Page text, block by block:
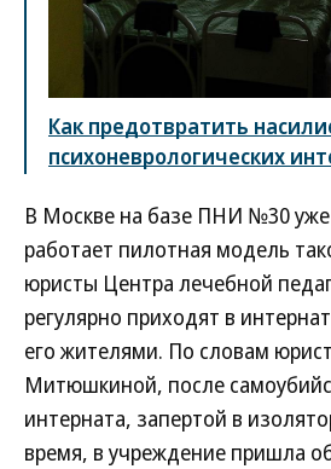
Как предотвратить
психоневрологических
В Москве на базе ПНИ №30
работает пилотная модель
юристы Центра лечебной
регулярно приходят в
его жителями. По словам
Митюшкиной, после
интерната, запертой в
время, в учреждение пришла